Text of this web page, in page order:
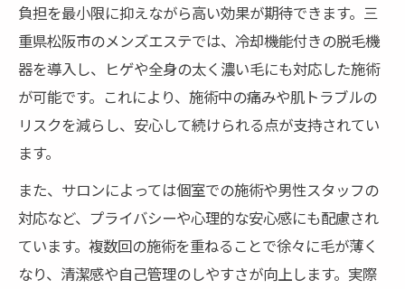
負担を最小限に抑えながら高い効果が期待できます。三
重県松阪市のメンズエステでは、冷却機能付きの脱毛機
器を導入し、ヒゲや全身の太く濃い毛にも対応した施術
が可能です。これにより、施術中の痛みや肌トラブルの
リスクを減らし、安心して続けられる点が支持されてい
ます。
また、サロンによっては個室での施術や男性スタッフの
対応など、プライバシーや心理的な安心感にも配慮され
ています。複数回の施術を重ねることで徐々に毛が薄く
なり、清潔感や自己管理のしやすさが向上します。実際